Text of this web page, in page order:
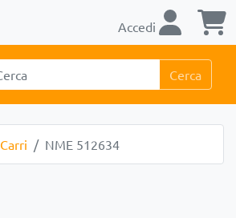
Accedi
Cerca
Carri NME 512634